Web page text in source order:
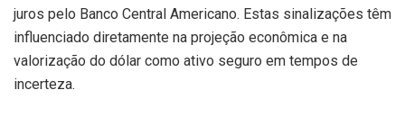
juros pelo Banco Central Americano. Estas sinalizações têm
influenciado diretamente na projeção econômica e na
valorização do dólar como ativo seguro em tempos de
incerteza.